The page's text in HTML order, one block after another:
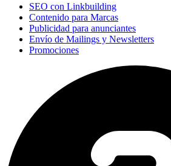
SEO con Linkbuilding
Contenido para Marcas
Publicidad para anunciantes
Envío de Mailings y Newsletters
Promociones